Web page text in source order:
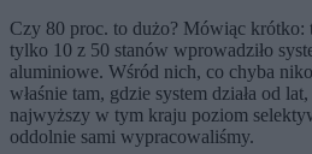
Czy 80 proc. to dużo? Mówiąc
tylko 10 z 50 stanów wprowadziło
aluminiowe. Wśród nich, co chyba
właśnie tam, gdzie system działa od
najwyższy w tym kraju poziom
oddolnie sami wypracowaliśmy.